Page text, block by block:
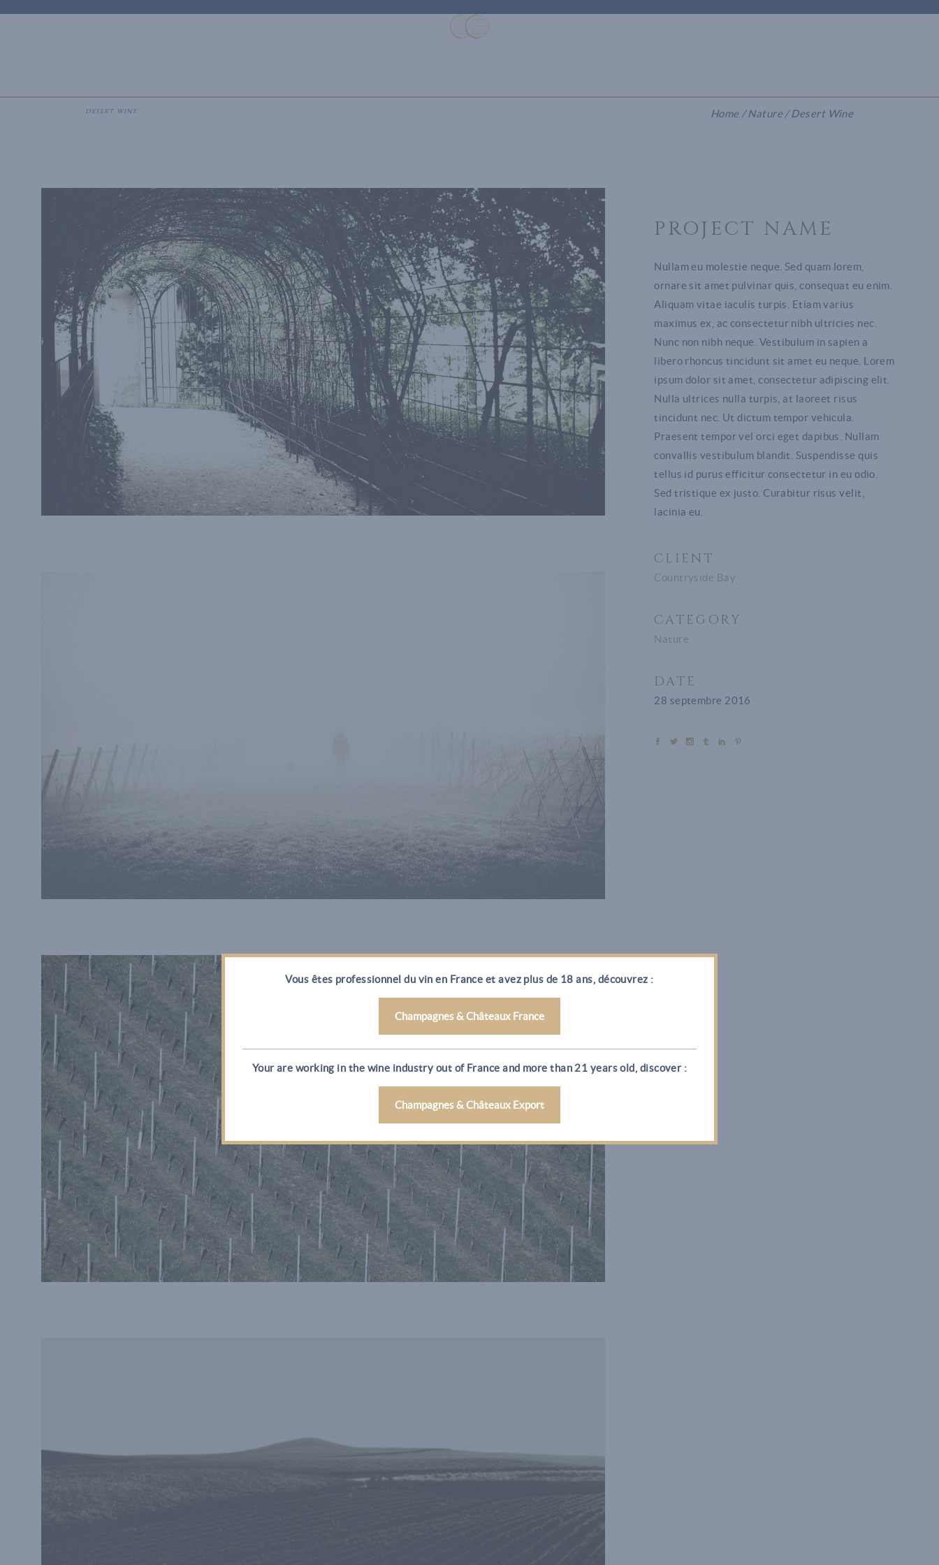
desert wine Home Nature Desert Wine
PROJECT NAME
Nullam eu molestie neque. Sed quam lorem,
ornare sit amet pulvinar quis, consequat eu enim.
Aliquam vitae iaculis turpis. Etiam varius
maximus ex, ac consectetur nibh ultricies nec.
Nunc non nibh neque. Vestibulum in sapien a
libero rhoncus tincidunt sit amet eu neque. Lorem
ipsum dolor sit amet, consectetur adipiscing elit.
Nulla ultrices nulla turpis, at laoreet risus
tincidunt nec. Ut dictum tempor vehicula.
Praesent tempor vel orci eget dapibus. Nullam
convallis vestibulum blandit. Suspendisse quis
tellus id purus efficitur consectetur in eu odio.
Sed tristique ex justo. Curabitur risus velit,
lacinia eu.
CLIENT
Countryside Bay
CATEGORY
Nature
DATE
28 septembre 2016
Vous êtes professionnel du vin en France et avez plus de 18 ans, découvrez :
Champagnes & Châteaux France
Your are working in the wine industry out of France and more than 21 years old, discover :
Champagnes & Châteaux Export